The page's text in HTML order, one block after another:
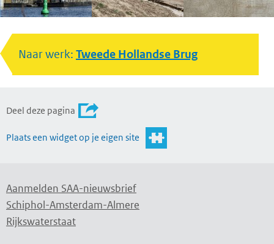
Naar werk: Tweede Hollandse Brug
Deel deze pagina
Plaats een widget op je eigen site
Aanmelden SAA-nieuwsbrief
Schiphol-Amsterdam-Almere
Rijkswaterstaat